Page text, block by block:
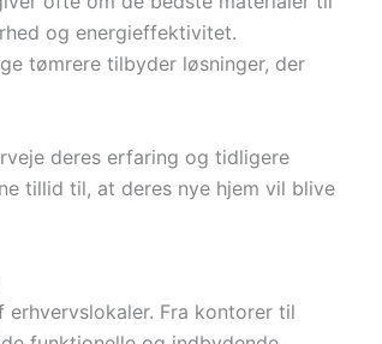
og energieffektivitet.
tømrere tilbyder løsninger, der
deres erfaring og tidligere
tillid til, at deres nye hjem vil blive
Fra kontorer til